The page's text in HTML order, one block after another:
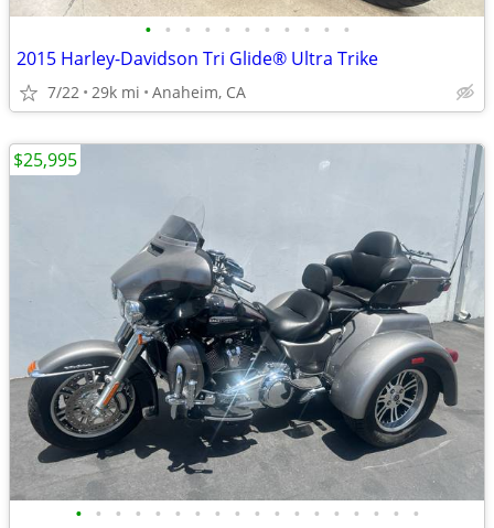
• • • • • • • • • • •
2015 Harley-Davidson Tri Glide® Ultra Trike
7/22 29k mi Anaheim, CA
• • • • • • • • • • • • • • • • • •
$25,995